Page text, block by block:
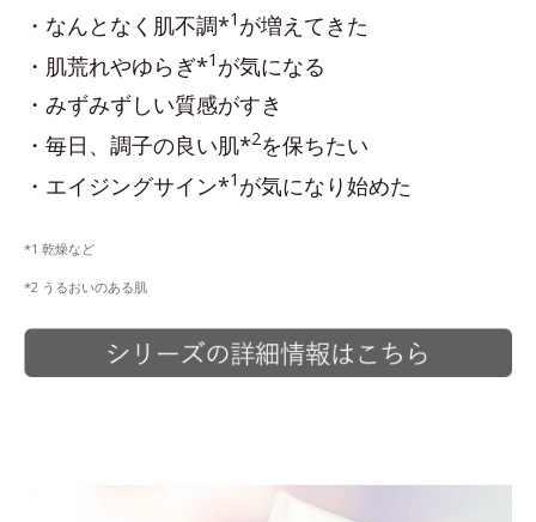
・なんとなく肌不調*1 が増えてきた
・肌荒れやゆらぎ*1 が気になる
・みずみずしい質感がすき
・毎日、調子の良い肌*2を保ちたい
・エイジングサイン*1 が気になり始めた
*1 乾燥など
*2 うるおいのある肌